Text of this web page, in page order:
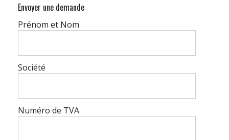
Envoyer une demande
Prénom et Nom
Société
Numéro de TVA